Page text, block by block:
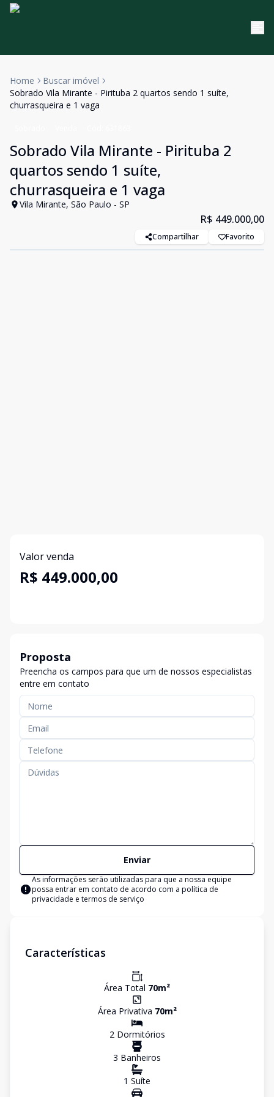
Home
Buscar imóvel
Sobrado Vila Mirante - Pirituba 2 quartos sendo 1 suíte,
churrasqueira e 1 vaga
Sobrado Vila Mirante - Pirituba 2
quartos sendo 1 suíte,
churrasqueira e 1 vaga
Vila Mirante, São Paulo - SP
R$ 449.000,00
Compartilhar Favorito
Valor venda
R$ 449.000,00
Proposta
Preencha os campos para que um de nossos especialistas
entre em contato
Enviar
As informações serão utilizadas para que a nossa equipe
possa entrar em contato de acordo com a política de
privacidade e termos de serviço
Características
Área Total 70m²
Área Privativa 70m²
2Dormitórios
3 Banheiros
1 Suíte